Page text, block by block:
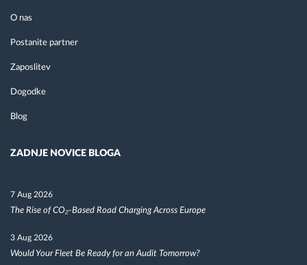
O nas
Postanite partner
Zaposlitev
Dogodke
Blog
ZADNJE NOVICE BLOGA
7 Aug 2026
The Rise of CO₂-Based Road Charging Across Europe
3 Aug 2026
Would Your Fleet Be Ready for an Audit Tomorrow?